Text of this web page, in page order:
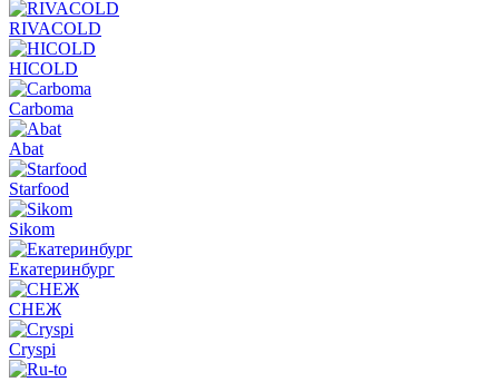
RIVACOLD
HICOLD
Carboma
Abat
Starfood
Sikom
Екатеринбург
СНЕЖ
Cryspi